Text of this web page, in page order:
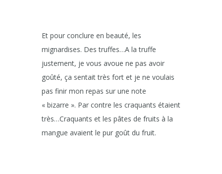
Et pour conclure en beauté, les
mignardises. Des truffes…A la truffe
justement, je vous avoue ne pas avoir
goûté, ça sentait très fort et je ne voulais
pas finir mon repas sur une note
« bizarre ». Par contre les craquants étaient
très…Craquants et les pâtes de fruits à la
mangue avaient le pur goût du fruit.